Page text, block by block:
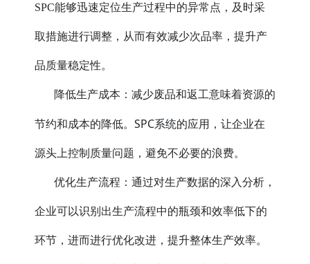
SPC能够迅速定位生产过程中的异常点，及时采
取措施进行调整，从而有效减少次品率，提升产
品质量稳定性。
降低生产成本：减少废品和返工意味着资源的
节约和成本的降低。 SPC系统的应用，让企业在
源头上控制质量问题，避免不必要的浪费。
优化生产流程：通过对生产数据的深入分析，
企业可以识别出生产流程中的瓶颈和效率低下的
环节，进而进行优化改进，提升整体生产效率。